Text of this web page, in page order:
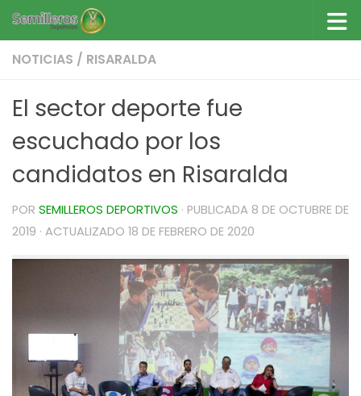
Saltar al contenido
NOTICIAS / RISARALDA
El sector deporte fue
escuchado por los
candidatos en Risaralda
POR SEMILLEROS DEPORTIVOS · PUBLICADA 8 DE OCTUBRE DE
2019 · ACTUALIZADO 18 DE FEBRERO DE 2020